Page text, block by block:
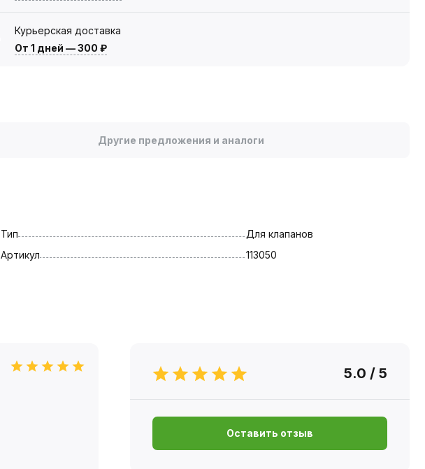
Курьерская доставка
От 1 дней —300 ₽
Другие предложения и аналоги
Тип
Для клапанов
Артикул
113050
5.0 / 5
Оставить отзыв